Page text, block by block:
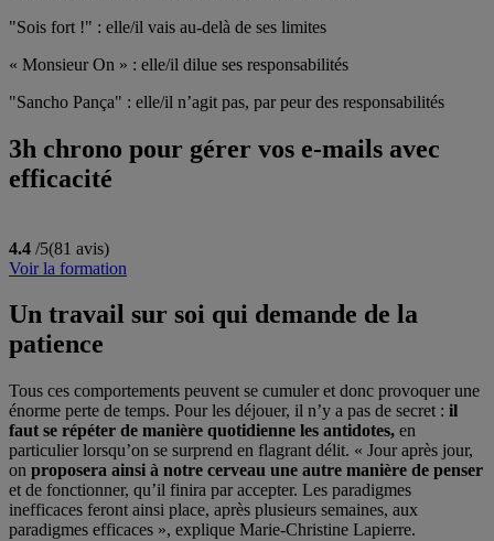
"Sois fort !" : elle/il vais au-delà de ses limites
« Monsieur On » : elle/il dilue ses responsabilités
"Sancho Pança" : elle/il n’agit pas, par peur des responsabilités
3h chrono pour gérer vos e-mails avec
efficacité
4.4 /5(81 avis)
Voir la formation
Un travail sur soi qui demande de la
patience
Tous ces comportements peuvent se cumuler et donc provoquer une
énorme perte de temps. Pour les déjouer, il n’y a pas de secret : il
faut se répéter de manière quotidienne les antidotes, en
particulier lorsqu’on se surprend en flagrant délit. « Jour après jour,
on proposera ainsi à notre cerveau une autre manière de penser
et de fonctionner, qu’il finira par accepter. Les paradigmes
inefficaces feront ainsi place, après plusieurs semaines, aux
paradigmes efficaces », explique Marie-Christine Lapierre.